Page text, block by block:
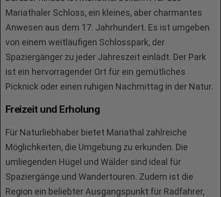
Mariathaler Schloss, ein kleines, aber charmantes
Anwesen aus dem 17. Jahrhundert. Es ist umgeben
von einem weitläufigen Schlosspark, der
Spaziergänger zu jeder Jahreszeit einlädt. Der Park
ist ein hervorragender Ort für ein gemütliches
Picknick oder einen ruhigen Nachmittag in der Natur.
Freizeit und Erholung
Für Naturliebhaber bietet Mariathal zahlreiche
Möglichkeiten, die Umgebung zu erkunden. Die
umliegenden Hügel und Wälder sind ideal für
Spaziergänge und Wandertouren. Zudem ist die
Region ein beliebter Ausgangspunkt für Radfahrer,